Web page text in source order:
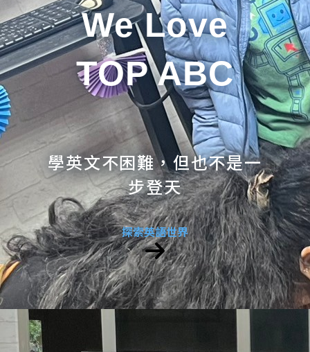
We Love
TOP ABC
學英文不困難，但也不是一
步登天
探索英語世界